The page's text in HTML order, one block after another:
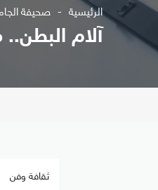
الرئيسية صحيفة
آلام
ثقافة وفن